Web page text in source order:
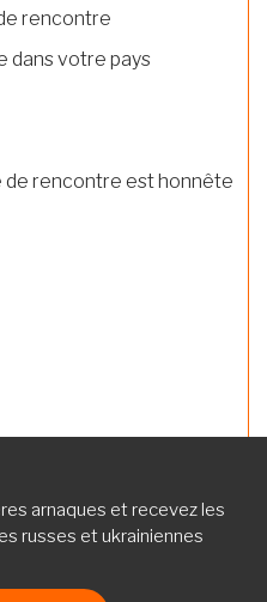
rencontre
dans votre pays
de rencontre est honnête
arnaques et recevez les
russes et ukrainiennes